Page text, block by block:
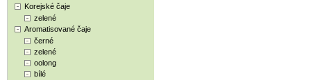
Korejské čaje
zelené
Aromatisované čaje
černé
zelené
oolong
bílé